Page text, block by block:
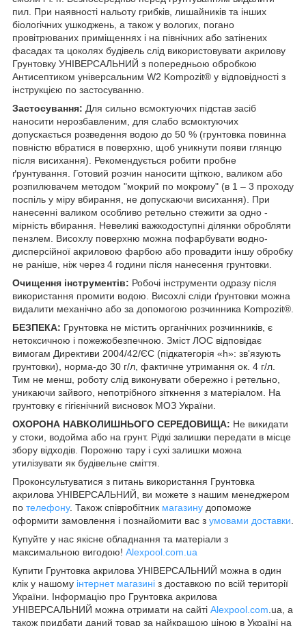
пил. При наявності нальоту грибків, лишайників та інших
біологічних ушкоджень, а також у вологих, погано
провітрюваних приміщеннях і на північних або затінених
фасадах та цоколях будівель слід використовувати акрилову
Грунтовку УНІВЕРСАЛЬНИЙ з попередньою обробкою
Антисептиком універсальним W2 Kompozit® у відповідності з
інструкцією по застосуванню.
Застосування: Для сильно всмоктуючих підстав засіб
наносити нерозбавленим, для слабо всмоктуючих
допускається розведення водою до 50 % (грунтовка повинна
повністю вбратися в поверхню, щоб уникнути появи глянцю
після висихання). Рекомендується робити пробне
ґрунтування. Готовий розчин наносити щіткою, валиком або
розпилювачем методом "мокрий по мокрому" (в 1 – 3 проходу
поспіль у міру вбирання, не допускаючи висихання). При
нанесенні валиком особливо ретельно стежити за одно -
мірність вбирання. Невеликі важкодоступні ділянки обробляти
пензлем. Висохлу поверхню можна пофарбувати водно-
дисперсійної акриловою фарбою або провадити іншу обробку
не раніше, ніж через 4 години після нанесення грунтовки.
Очищення інструментів: Робочі інструменти одразу після
використання промити водою. Висохлі сліди ґрунтовки можна
видалити механічно або за допомогою розчинника Kompozit®.
БЕЗПЕКА: Грунтовка не містить органічних розчинників, є
нетоксичною і пожежобезпечною. Зміст ЛОС відповідає
вимогам Директиви 2004/42/ЄС (підкатегорія «h»: зв'язують
грунтовки), норма-до 30 г/л, фактичне утримання ок. 4 г/л.
Тим не менш, роботу слід виконувати обережно і ретельно,
уникаючи зайвого, непотрібного зіткнення з матеріалом. На
грунтовку є гігієнічний висновок МОЗ України.
ОХОРОНА НАВКОЛИШНЬОГО СЕРЕДОВИЩА: Не викидати
у стоки, водойма або на грунт. Рідкі залишки передати в місце
збору відходів. Порожню тару і сухі залишки можна
утилізувати як будівельне сміття.
Проконсультуватися з питань використання Грунтовка
акрилова УНІВЕРСАЛЬНИЙ, ви можете з нашим менеджером
по телефону. Також співробітник магазину допоможе
оформити замовлення і познайомити вас з умовами доставки.
Купуйте у нас якісне обладнання та матеріали з
максимальною вигодою! Alexpool.com.ua
Купити Грунтовка акрилова УНІВЕРСАЛЬНИЙ можна в один
клік у нашому інтернет магазині з доставкою по всій території
України. Інформацію про Грунтовка акрилова
УНІВЕРСАЛЬНИЙ можна отримати на сайті Alexpool.com.ua, а
також придбати даний товар за найкращою ціною в Україні на